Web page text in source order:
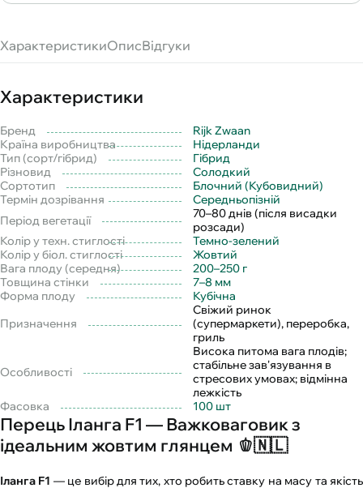
ХарактеристикиОписВідгуки
Характеристики
Бренд
Rijk Zwaan
Країна виробництва
Нідерланди
Тип (сорт/гібрид)
Гібрид
Різновид
Солодкий
Сортотип
Блочний (Кубовидний)
Термін дозрівання
Середньопізній
Період вегетації
70–80 днів (після висадки
розсади)
Колір у техн. стиглості
Темно-зелений
Колір у біол. стиглості
Жовтий
Вага плоду (середня)
200–250 г
Товщина стінки
7–8 мм
Форма плоду
Кубічна
Призначення
Свіжий ринок
(супермаркети), переробка,
гриль
Особливості
Висока питома вага плодів;
стабільне зав'язування в
стресових умовах; відмінна
лежкість
Фасовка
100 шт
Перець Іланга F1 — Важковаговик з
ідеальним жовтим глянцем 🫑🇳🇱
Іланга F1 — це вибір для тих, хто робить ставку на масу та якість